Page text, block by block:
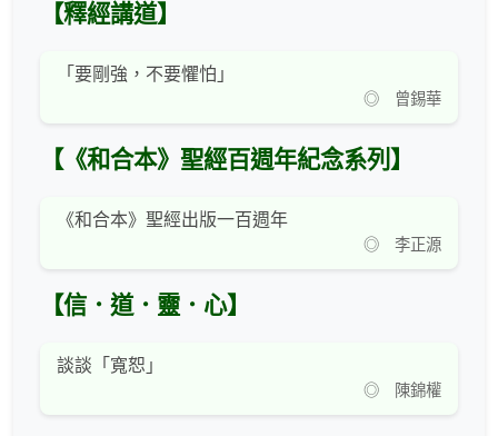
【釋經講道】
「要剛強，不要懼怕」
◎ 曾錫華
【《和合本》聖經百週年紀念系列】
《和合本》聖經出版一百週年
◎ 李正源
【信．道．靈．心】
談談「寬恕」
◎ 陳錦權